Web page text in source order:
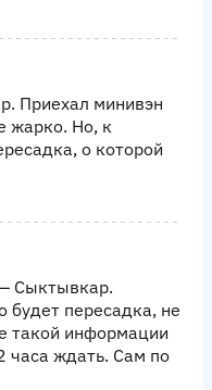
Приехал минивэн
жарко. Но, к
о которой
Сыктывкар.
будет пересадка, не
такой информации
часа ждать. Сам по